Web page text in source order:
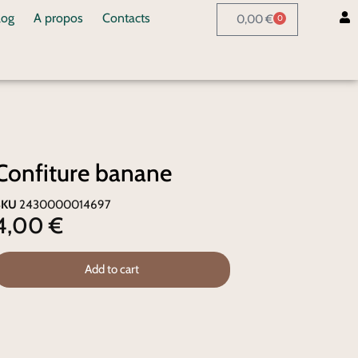
A propos Contacts 0,00€ 0
banane
2430000014697
€
Add to cart